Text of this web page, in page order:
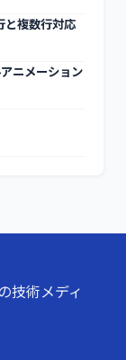
と複数行対応
ニメーション
技術メディ